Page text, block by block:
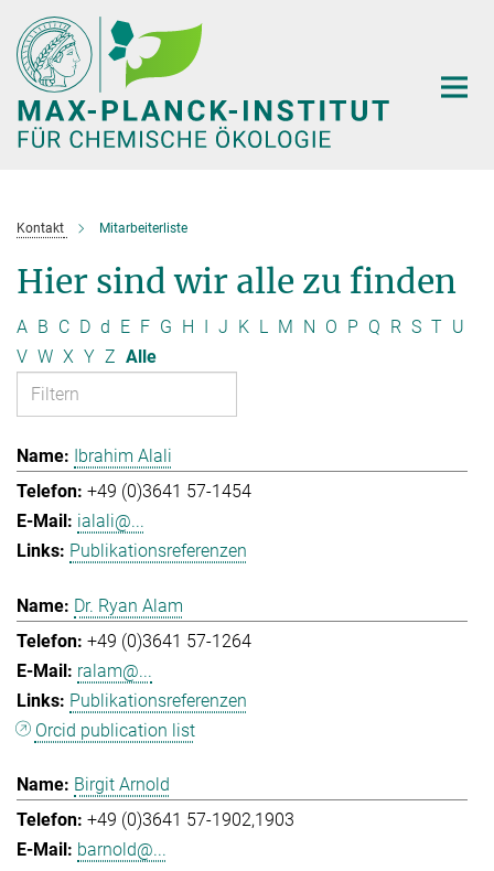
Hauptinhalt
Kontakt Mitarbeiterliste
Hier sind wir alle zu finden
A B C D d E F G H I J K L M N O P Q R S T U
V W X Y Z Alle
Ibrahim Alali
+49 (0)3641 57-1454
ialali@...
Publikationsreferenzen
Dr. Ryan Alam
+49 (0)3641 57-1264
ralam@...
Publikationsreferenzen
Orcid publication list
Birgit Arnold
+49 (0)3641 57-1902,1903
barnold@...